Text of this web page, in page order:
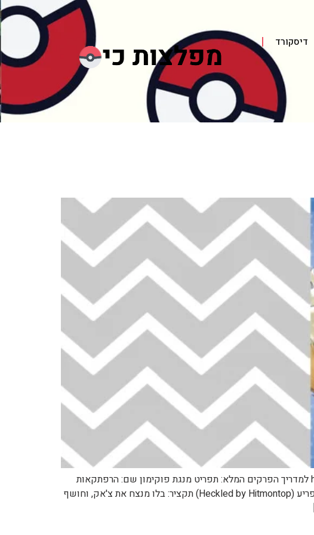
דיסקורד
לפרק הקודם: https://pocketmonsters.co.il/?p=58790 לפרק הבא: https://pocketmonsters.co.il/?p=58995 למדריך הפרקים המלא: תפריט מנגת פוקימון שם: הרפתקאות
פוקימון שם לועזי: Pokemon Adventures שנה: 2002 כיוון קריאה: משמאל לימין מספר: 162 שם: היטמונטופ הפריע (Heckled by Hitmontop) תקציר: בלו מנצח את צ'אק, וחושף